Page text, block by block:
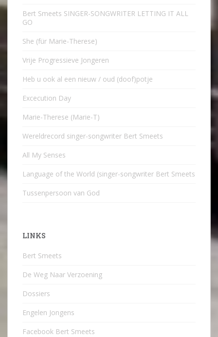
Bert Smeets SINGER-SONGWRITER LETTING IT ALL
GO
She (für Marie-Therese)
Vrije Progressieve Jongeren
Heb u ook al een nieuw / oud (doof)potje
Excecution Day
Marie-Therese (Marie-T)
Wereldrecord singer-songwriter Bert Smeets
All My Senses
Language of the World (singer-songwriter Bert Smeets
Tussenpersoon van God
LINKS
Bert Smeets
De Weg Naar Verzoening
Dossiers
Engelen Jongens
Facebook Bert Smeets